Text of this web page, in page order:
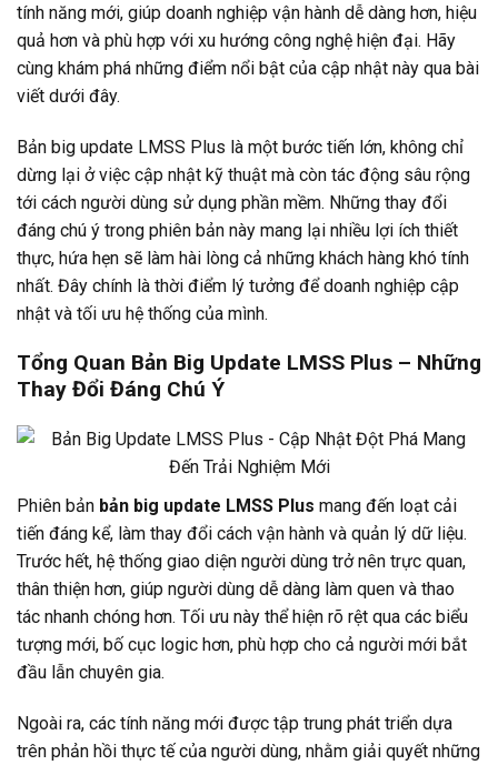
tính năng mới, giúp doanh nghiệp vận hành dễ dàng hơn, hiệu
quả hơn và phù hợp với xu hướng công nghệ hiện đại. Hãy
cùng khám phá những điểm nổi bật của cập nhật này qua bài
viết dưới đây.
Bản big update LMSS Plus là một bước tiến lớn, không chỉ
dừng lại ở việc cập nhật kỹ thuật mà còn tác động sâu rộng
tới cách người dùng sử dụng phần mềm. Những thay đổi
đáng chú ý trong phiên bản này mang lại nhiều lợi ích thiết
thực, hứa hẹn sẽ làm hài lòng cả những khách hàng khó tính
nhất. Đây chính là thời điểm lý tưởng để doanh nghiệp cập
nhật và tối ưu hệ thống của mình.
Tổng Quan Bản Big Update LMSS Plus – Những
Thay Đổi Đáng Chú Ý
Phiên bản bản big update LMSS Plus mang đến loạt cải
tiến đáng kể, làm thay đổi cách vận hành và quản lý dữ liệu.
Trước hết, hệ thống giao diện người dùng trở nên trực quan,
thân thiện hơn, giúp người dùng dễ dàng làm quen và thao
tác nhanh chóng hơn. Tối ưu này thể hiện rõ rệt qua các biểu
tượng mới, bố cục logic hơn, phù hợp cho cả người mới bắt
đầu lẫn chuyên gia.
Ngoài ra, các tính năng mới được tập trung phát triển dựa
trên phản hồi thực tế của người dùng, nhằm giải quyết những